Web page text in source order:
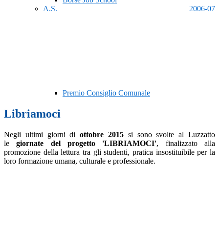
A.S. 2006-07
Premio Consiglio Comunale
Libriamoci
Negli ultimi giorni diottobre 2015 si sono svolte al Luzzatto
legiornate del progetto 'LIBRIAMOCI', finalizzato alla
promozione della lettura tra gli studenti, pratica insostituibile per la
loro formazione umana, culturale e professionale.